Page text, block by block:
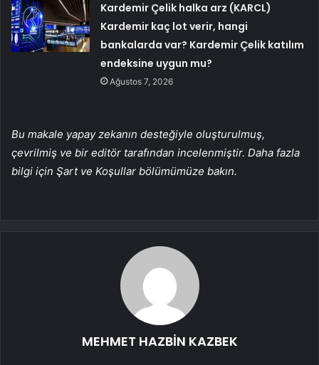
Kardemir Çelik halka arz (KARCL)
Kardemir kaç lot verir, hangi
bankalarda var? Kardemir Çelik katılım
endeksine uygun mu?
Ağustos 7, 2026
Bu makale yapay zekanın desteğiyle oluşturulmuş,
çevrilmiş ve bir editör tarafından incelenmiştir. Daha fazla
bilgi için Şart ve Koşullar bölümümüze bakın.
MEHMET HAZBİN KAZBEK